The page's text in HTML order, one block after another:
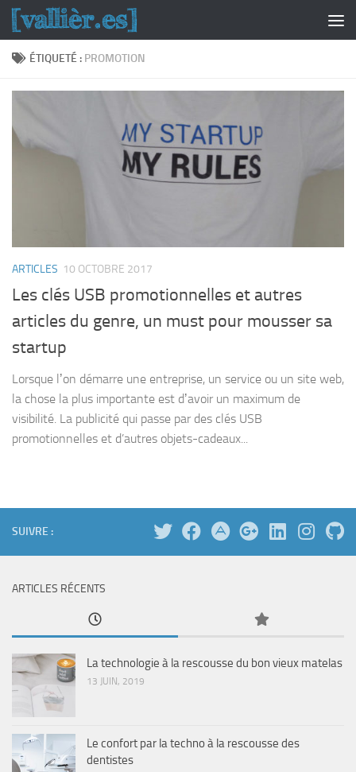
Skip to content
ÉTIQUETÉ : PROMOTION
ARTICLES 10 OCTOBRE 2017
Les clés USB promotionnelles et autres
articles du genre, un must pour mousser sa
startup
Lorsque lʼon démarre une entreprise, un service ou un site web,
la chose la plus importante est dʼavoir un maximum de
visibilité. La publicité qui passe par des clés USB
promotionnelles et d’autres objets-cadeaux...
SUIVRE :
ARTICLES RÉCENTS
La technologie à la rescousse du bon vieux matelas
13 JUIN, 2019
Le confort par la techno à la rescousse des
dentistes